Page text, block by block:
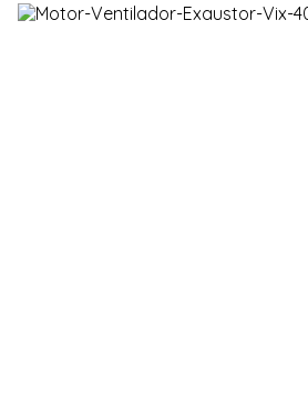
3º ar condicionado